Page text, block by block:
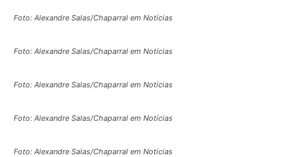
Foto: Alexandre Salas/Chaparral em Notícias
Foto: Alexandre Salas/Chaparral em Notícias
Foto: Alexandre Salas/Chaparral em Notícias
Foto: Alexandre Salas/Chaparral em Notícias
Foto: Alexandre Salas/Chaparral em Notícias